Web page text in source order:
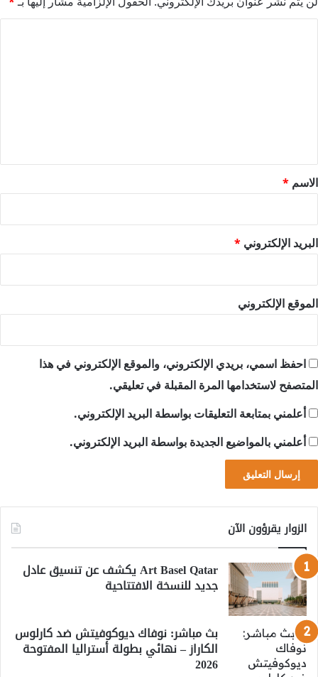
*
الاسم *
البريد الإلكتروني *
الموقع الإلكتروني
احفظ اسمي، بريدي الإلكتروني، والموقع الإلكتروني في هذا
المتصفح لاستخدامها المرة المقبلة في تعليقي.
أعلمني بمتابعة التعليقات بواسطة البريد الإلكتروني.
أعلمني بالمواضيع الجديدة بواسطة البريد الإلكتروني.
الزوار يقرؤون الآن
Art Basel Qatar يكشف عن تنسيق عادل
جديد للنسخة الافتتاحية
بث مباشر: نوفاك ديوكوفيتش ضد كارلوس
الكاراز – نهائي بطولة أستراليا المفتوحة
2026